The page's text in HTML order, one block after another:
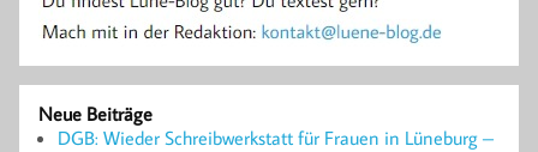
Neue Beiträge
DGB: Wieder Schreibwerkstatt für Frauen in Lüneburg –